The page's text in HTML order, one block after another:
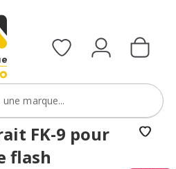
FK-9 pour
flash